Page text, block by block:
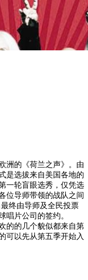
的《荷兰之声》。由
是选拔来自美国各地的
一轮盲眼选秀，仅凭选
位导师带领的战队之间
终由导师及全民投票
唱片公司的签约。
的的几个貌似都来自第
可以先从第五季开始入